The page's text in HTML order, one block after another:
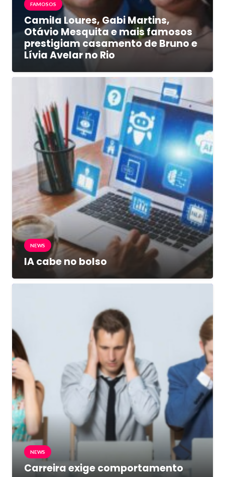
FAMOSOS
Camila Loures, Gabi Martins,
Otávio Mesquita e mais famosos
prestigiam casamento de Bruno e
Lívia Avelar no Rio
NEWS
IA cabe no bolso
NEWS
Carreira exige comportamento